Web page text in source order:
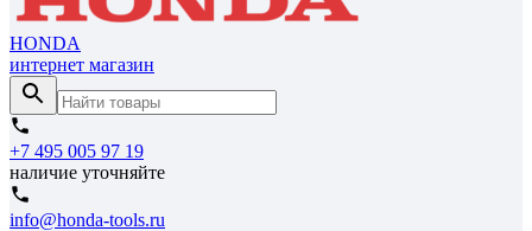
HONDA
интернет магазин
+7 495 005 97 19
наличие уточняйте
info@honda-tools.ru